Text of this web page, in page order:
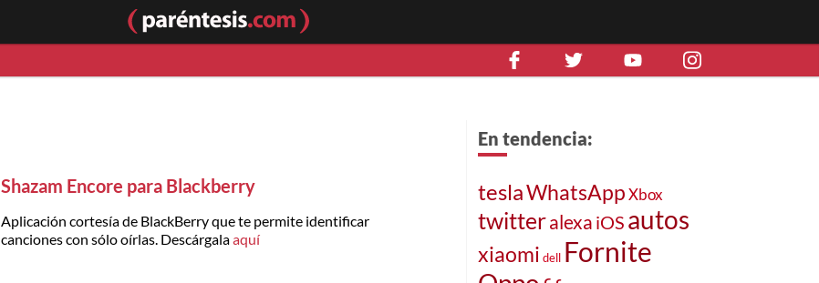
Shazam Encore para Blackberry
Aplicación cortesía de BlackBerry que te permite identificar
canciones con sólo oírlas. Descárgalaaquí
En tendencia:
teslaWhatsAppXbox
twitteralexa iOS autos
xiaomi dell Fornite